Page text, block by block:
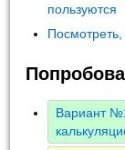
пользуются
Посмотреть,
Вариант